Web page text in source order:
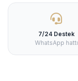
7/24 Destek
WhatsApp hattı